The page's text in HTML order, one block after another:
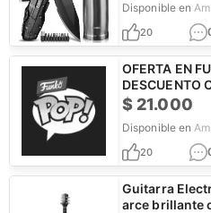
Disponible en
20
OFERTA EN
DESCUENTO
$ 21.000
Disponible en
20
Guitarra
arce brillante